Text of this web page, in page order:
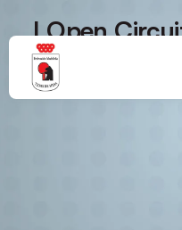
I Open
Torneo